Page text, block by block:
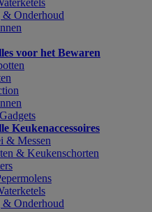
Onderhoud
voor het Bewaren
Keukenaccessoires
& Messen
& Keukenschorten
Onderhoud